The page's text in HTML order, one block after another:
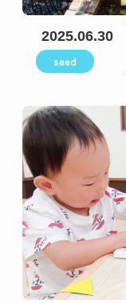
2025.06.30
seed